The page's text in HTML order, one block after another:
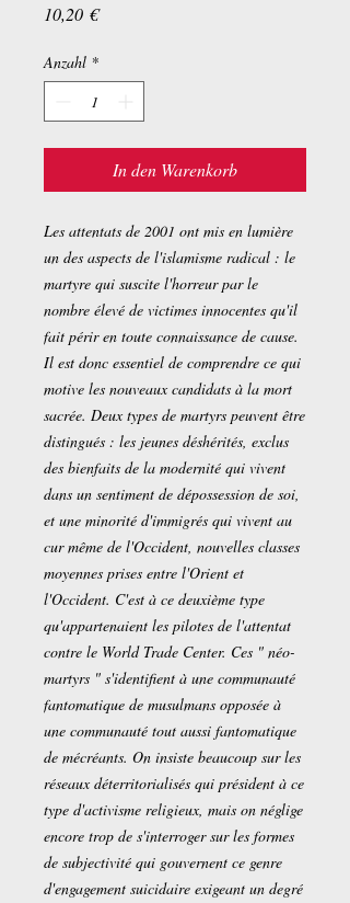
10,20 €Preis
Anzahl *
In den Warenkorb
Les attentats de 2001 ont mis en lumière
un des aspects de l'islamisme radical : le
martyre qui suscite l'horreur par le
nombre élevé de victimes innocentes qu'il
fait périr en toute connaissance de cause.
Il est donc essentiel de comprendre ce qui
motive les nouveaux candidats à la mort
sacrée. Deux types de martyrs peuvent être
distingués : les jeunes déshérités, exclus
des bienfaits de la modernité qui vivent
dans un sentiment de dépossession de soi,
et une minorité d'immigrés qui vivent au
cur même de l'Occident, nouvelles classes
moyennes prises entre l'Orient et
l'Occident. C'est à ce deuxième type
qu'appartenaient les pilotes de l'attentat
contre le World Trade Center. Ces " néo-
martyrs " s'identifient à une communauté
fantomatique de musulmans opposée à
une communauté tout aussi fantomatique
de mécréants. On insiste beaucoup sur les
réseaux déterritorialisés qui président à ce
type d'activisme religieux, mais on néglige
encore trop de s'interroger sur les formes
de subjectivité qui gouvernent ce genre
d'engagement suicidaire exigeant un degré